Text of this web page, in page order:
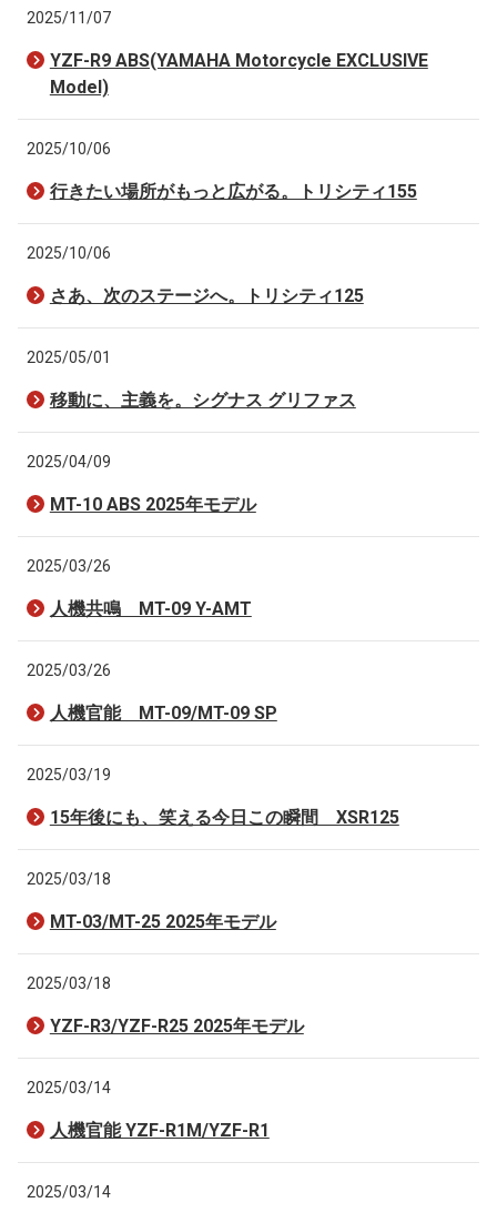
2025/11/07
YZF-R9 ABS(YAMAHA Motorcycle EXCLUSIVE
Model)
2025/10/06
行きたい場所がもっと広がる。トリシティ155
2025/10/06
さあ、次のステージへ。トリシティ125
2025/05/01
移動に、主義を。シグナス グリファス
2025/04/09
MT-10 ABS 2025年モデル
2025/03/26
人機共鳴 MT-09 Y-AMT
2025/03/26
人機官能 MT-09/MT-09 SP
2025/03/19
15年後にも、笑える今日この瞬間 XSR125
2025/03/18
MT-03/MT-25 2025年モデル
2025/03/18
YZF-R3/YZF-R25 2025年モデル
2025/03/14
人機官能 YZF-R1M/YZF-R1
2025/03/14